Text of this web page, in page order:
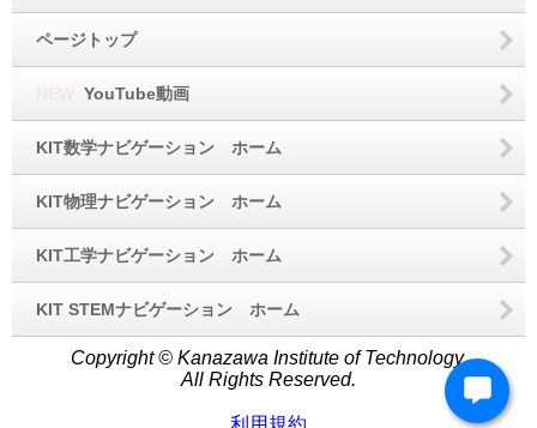
ページトップ
YouTube動画
KIT数学ナビゲーション ホーム
KIT物理ナビゲーション ホーム
KIT工学ナビゲーション ホーム
KIT STEMナビゲーション ホーム
Copyright © Kanazawa Institute of Technology.
All Rights Reserved.
利用規約